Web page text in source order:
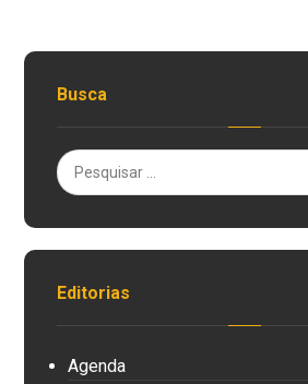
Busca
Editorias
Agenda